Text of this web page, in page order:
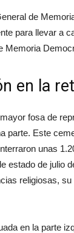
de
para llevar a
Memoria
en la
fosa de
parte. Este
unas
estado de julio
religiosas,
en la parte